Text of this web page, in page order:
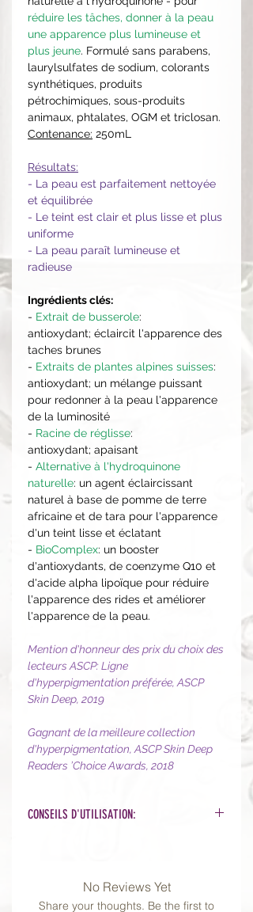
réduire les tâches, donner à la peau
une apparence plus lumineuse et
plus jeune. Formulé sans parabens,
laurylsulfates de sodium, colorants
synthétiques, produits
pétrochimiques, sous-produits
animaux, phtalates, OGM et triclosan.
Contenance: 250mL
Résultats:
- La peau est parfaitement nettoyée
et équilibrée
- Le teint est clair et plus lisse et plus
uniforme
- La peau paraît lumineuse et
radieuse
Ingrédients clés:
- Extrait de busserole:
antioxydant; éclaircit l'apparence des
taches brunes
- Extraits de plantes alpines suisses:
antioxydant; un mélange puissant
pour redonner à la peau l'apparence
de la luminosité
- Racine de réglisse:
antioxydant; apaisant
- Alternative à l'hydroquinone
naturelle: un agent éclaircissant
naturel à base de pomme de terre
africaine et de tara pour l'apparence
d'un teint lisse et éclatant
- BioComplex: un booster
d'antioxydants, de coenzyme Q10 et
d'acide alpha lipoïque pour réduire
l'apparence des rides et améliorer
l'apparence de la peau.
Mention d'honneur des prix du choix des
lecteurs ASCP: Ligne
d'hyperpigmentation préférée, ASCP
Skin Deep, 2019
Gagnant de la meilleure collection
d'hyperpigmentation, ASCP Skin Deep
Readers ’Choice Awards, 2018
CONSEILS D'UTILISATION:
d'une pompe à peine) avec de l'eau
dans les mains. Appliquez et
No Reviews Yet
Share your thoughts. Be the first to